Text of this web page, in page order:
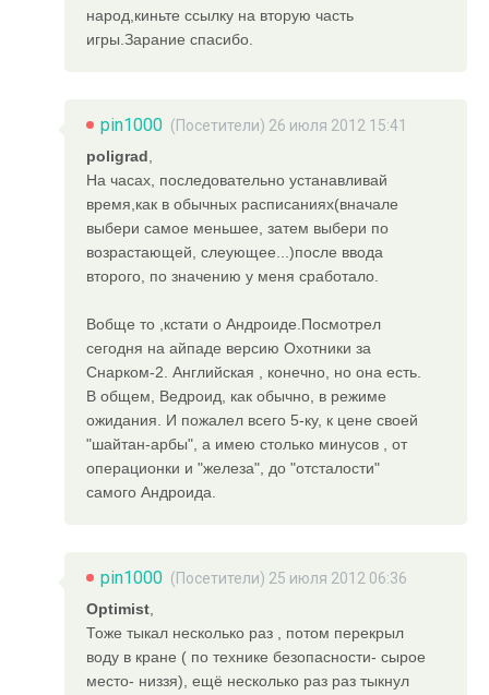
народ,киньте ссылку на вторую часть
игры.Зарание спасибо.
pin1000 (Посетители) 26 июля 2012 15:41
poligrad,
На часах, последовательно устанавливай
время,как в обычных расписаниях(вначале
выбери самое меньшее, затем выбери по
возрастающей, слеующее...)после ввода
второго, по значению у меня сработало.
Вобще то ,кстати о Андроиде.Посмотрел
сегодня на айпаде версию Охотники за
Снарком-2. Английская , конечно, но она есть.
В общем, Ведроид, как обычно, в режиме
ожидания. И пожалел всего 5-ку, к цене своей
"шайтан-арбы", а имею столько минусов , от
операционки и "железа", до "отсталости"
самого Андроида.
pin1000 (Посетители) 25 июля 2012 06:36
Optimist,
Тоже тыкал несколько раз , потом перекрыл
воду в кране ( по технике безопасности- сырое
место- низзя), ещё несколько раз раз тыкнул